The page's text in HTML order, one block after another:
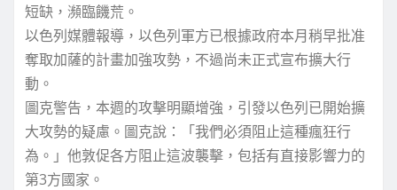
短缺，瀕臨饑荒。
以色列媒體報導，以色列軍方已根據政府本月稍早批准
奪取加薩的計畫加強攻勢，不過尚未正式宣布擴大行
動。
圖克警告，本週的攻擊明顯增強，引發以色列已開始擴
大攻勢的疑慮。圖克說：「我們必須阻止這種瘋狂行
為。」他敦促各方阻止這波襲擊，包括有直接影響力的
第3方國家。